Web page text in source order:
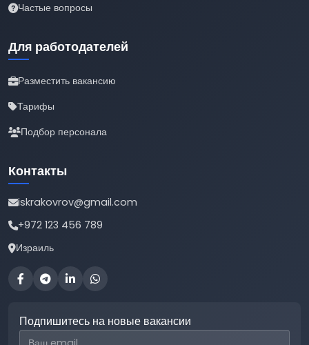
Частые вопросы
Для работодателей
Разместить вакансию
Тарифы
Подбор персонала
Контакты
iskrakovrov@gmail.com
+972 123 456 789
Израиль
Подпишитесь на новые вакансии
Email для подписки